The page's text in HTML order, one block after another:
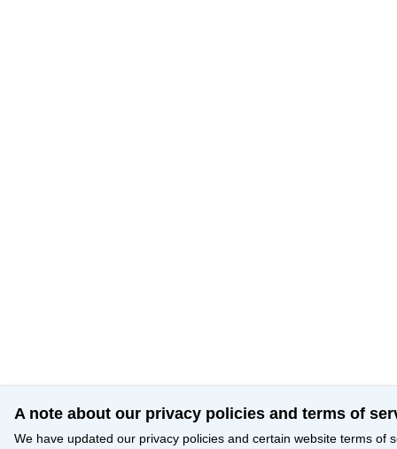
A note about our privacy policies and terms of
We have updated our privacy policies and certain website terms of